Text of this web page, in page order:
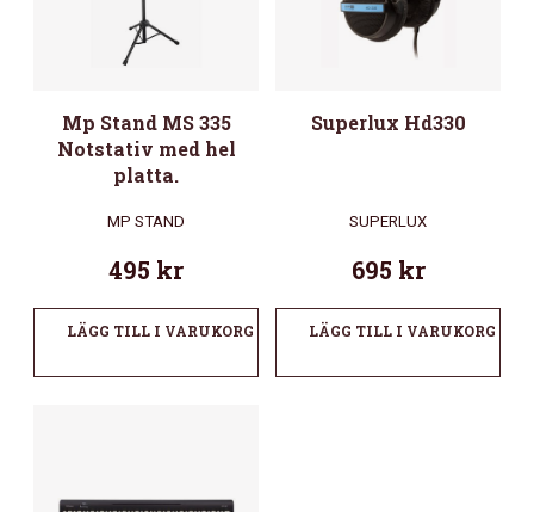
Mp Stand MS 335
Notstativ med hel
platta.
MP STAND
495 kr
LÄGG TILL I VARUKORG
Superlux Hd330
SUPERLUX
695 kr
LÄGG TILL I VARUKORG